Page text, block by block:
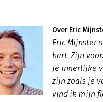
Over Eric
Eric Mijnster
hart. Zijn
je innerlijke
zijn zoals je
vind ik mijn